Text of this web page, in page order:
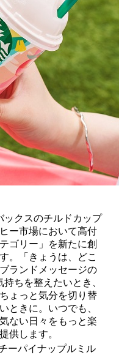
ックスのチルドカップ
ー市場において高付
ゴリー」を新たに創
。「きょうは、どこ
ランドメッセージの
ちを整えたいとき、
ょっと気分を切り替
ときに。いつでも、
ない日々をもっと楽
供します。
ーパイナップルミル